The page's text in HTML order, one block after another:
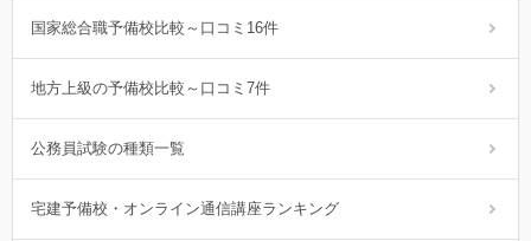
国家総合職予備校比較～口コミ16件
地方上級の予備校比較～口コミ7件
公務員試験の種類一覧
宅建予備校・オンライン通信講座ランキング